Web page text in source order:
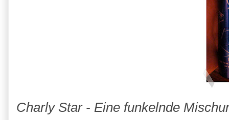
Charly Star - Eine funkelnde